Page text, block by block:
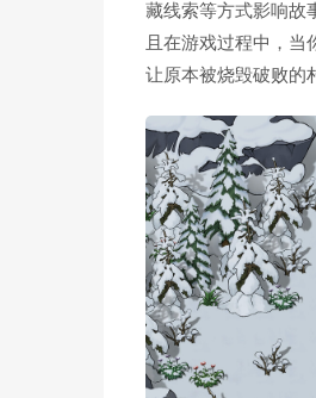
藏线索等方式影响故
且在游戏过程中，
让原本被烧毁破败的